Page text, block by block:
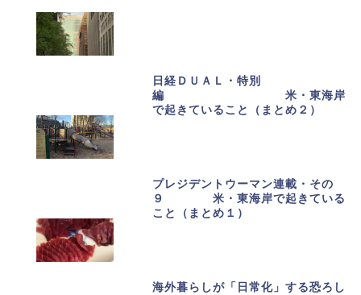
日経ＤＵＡＬ・特別
編 米・東海岸
で起きていること（まとめ２）
プレジデントウーマン連載・その
９ 米・東海岸で起きている
こと（まとめ１）
海外暮らしが「日常化」する恐ろし